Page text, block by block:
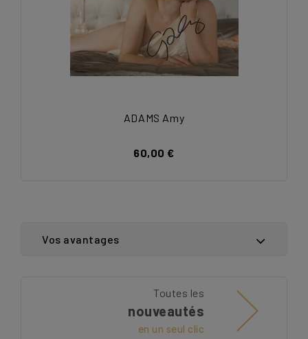
ADAMS Amy
60,00 €
Vos avantages
Toutes les
nouveautés
en un seul clic